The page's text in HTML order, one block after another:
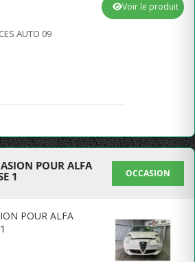
AUTO 09
Voir le produit
POUR ALFA
1
OCCASION
POUR ALFA